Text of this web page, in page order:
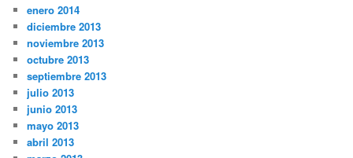
enero 2014
diciembre 2013
noviembre 2013
octubre 2013
septiembre 2013
julio 2013
junio 2013
mayo 2013
abril 2013